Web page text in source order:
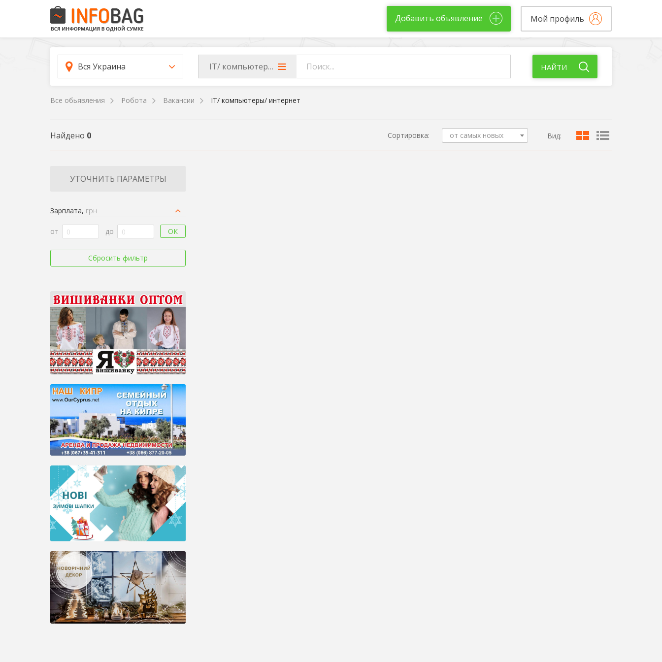
Добавить объявление Мой профиль
Вся Украина IT/ компьютеры/ интернет НАЙТИ
Все обьявления Робота Вакансии IT/ компьютеры/ интернет
Найдено 0 Сортировка: от самых новых Вид:
УТОЧНИТЬ ПАРАМЕТРЫ
Зарплата, грн
от до ОК
Сбросить фильтр